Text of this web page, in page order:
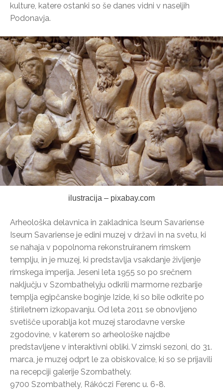
kulture, katere ostanki so še danes vidni v naseljih
Podonavja.
ilustracija – pixabay.com
Arheološka delavnica in zakladnica Iseum Savariense
Iseum Savariense je edini muzej v državi in na svetu, ki
se nahaja v popolnoma rekonstruiranem rimskem
templju, in je muzej, ki predstavlja vsakdanje življenje
rimskega imperija. Jeseni leta 1955 so po srečnem
naključju v Szombathelyju odkrili marmorne rezbarije
templja egipčanske boginje Izide, ki so bile odkrite po
štiriletnem izkopavanju. Od leta 2011 se obnovljeno
svetišče uporablja kot muzej starodavne verske
zgodovine, v katerem so arheološke najdbe
predstavljene v interaktivni obliki. V zimski sezoni, do 31.
marca, je muzej odprt le za obiskovalce, ki so se prijavili
na recepciji galerije Szombathely.
9700 Szombathely, Rákóczi Ferenc u. 6-8.